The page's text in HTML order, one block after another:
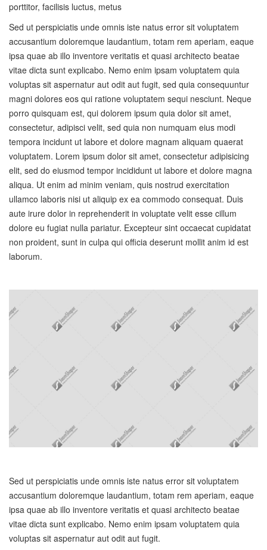
porttitor, facilisis luctus, metus
Sed ut perspiciatis unde omnis iste natus error sit voluptatem
accusantium doloremque laudantium, totam rem aperiam, eaque
ipsa quae ab illo inventore veritatis et quasi architecto beatae
vitae dicta sunt explicabo. Nemo enim ipsam voluptatem quia
voluptas sit aspernatur aut odit aut fugit, sed quia consequuntur
magni dolores eos qui ratione voluptatem sequi nesciunt. Neque
porro quisquam est, qui dolorem ipsum quia dolor sit amet,
consectetur, adipisci velit, sed quia non numquam eius modi
tempora incidunt ut labore et dolore magnam aliquam quaerat
voluptatem. Lorem ipsum dolor sit amet, consectetur adipisicing
elit, sed do eiusmod tempor incididunt ut labore et dolore magna
aliqua. Ut enim ad minim veniam, quis nostrud exercitation
ullamco laboris nisi ut aliquip ex ea commodo consequat. Duis
aute irure dolor in reprehenderit in voluptate velit esse cillum
dolore eu fugiat nulla pariatur. Excepteur sint occaecat cupidatat
non proident, sunt in culpa qui officia deserunt mollit anim id est
laborum.
Sed ut perspiciatis unde omnis iste natus error sit voluptatem
accusantium doloremque laudantium, totam rem aperiam, eaque
ipsa quae ab illo inventore veritatis et quasi architecto beatae
vitae dicta sunt explicabo. Nemo enim ipsam voluptatem quia
voluptas sit aspernatur aut odit aut fugit.